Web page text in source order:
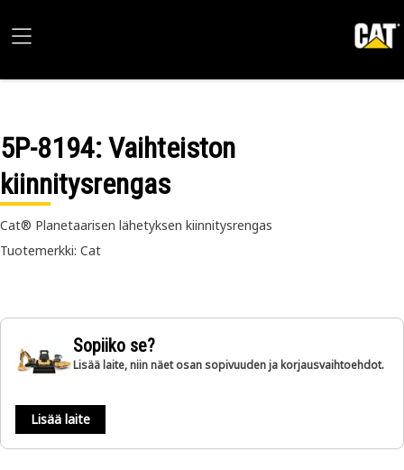
5P-8194: Vaihteiston
kiinnitysrengas
Cat® Planetaarisen lähetyksen kiinnitysrengas
Tuotemerkki: Cat
Sopiiko se?
Lisää laite, niin näet osan sopivuuden ja korjausvaihtoehdot.
Lisää laite